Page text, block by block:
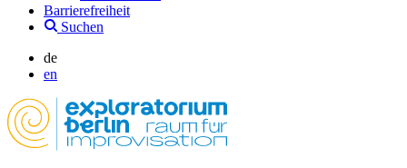
Barrierefreiheit
Suchen
de
en